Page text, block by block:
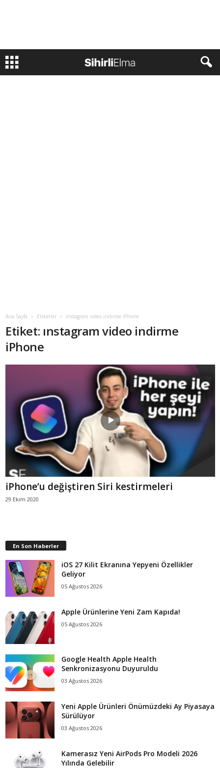
Ana Sayfa Etiketler ınstagram video indirme iPhone
Etiket: ınstagram video indirme
iPhone
iPhone’u değiştiren Siri kestirmeleri
29 Ekim 2020
En Son Haberler
iOS 27 Kilit Ekranına Yepyeni Özellikler
Geliyor
05 Ağustos 2026
Apple Ürünlerine Yeni Zam Kapıda!
05 Ağustos 2026
Google Health Apple Health
Senkronizasyonu Duyuruldu
03 Ağustos 2026
Yeni Apple Ürünleri Önümüzdeki Ay Piyasaya
Sürülüyor
03 Ağustos 2026
Kamerasız Yeni AirPods Pro Modeli 2026
Yılında Gelebilir